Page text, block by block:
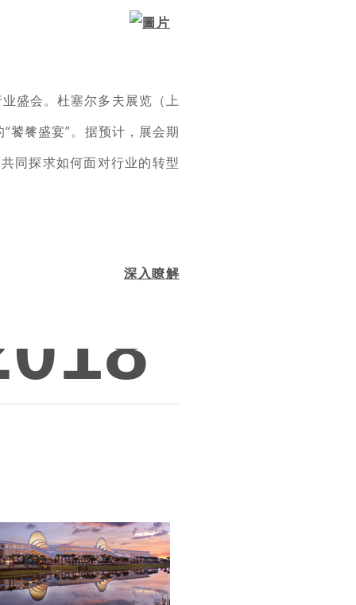
盛会。杜塞尔多夫展览（上
饕餮盛宴”。据预计，展会期
同探求如何面对行业的转型
深入瞭解